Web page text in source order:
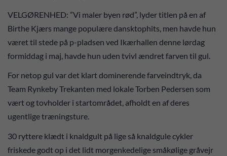
VELGØRENHED: ”Vi maler byen rød”, lyder titlen på en af
Birthe Kjærs mange populære dansktophits, men havde hun
været til stede på p-pladsen ved Ikærhallen denne lørdag
formiddag i maj, havde hun uden tvivl ændret farven til gul.
For netop gul var det klart dominerende farveindtryk, da
Team Rynkeby Trekanten med lokale Torben Pedersen som
vært og tovholder i startområdet, afholdt en af deres
ugentlige træningsture.
30 ryttere klædt i knaldgult på lige så knaldgule cykler
friskede godt op i det lidt morgenkedelige småkølige gråvejr